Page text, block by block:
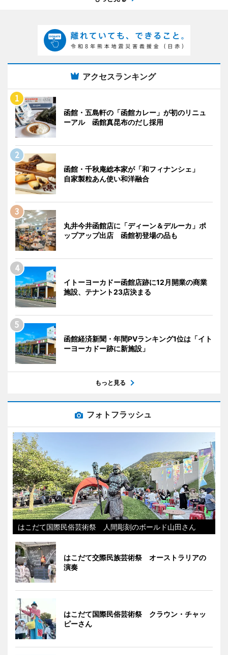
アクセスランキング
函館・五島軒の「函館カレー」が初のリニュ
ーアル 函館真昆布のだし採用
函館・千秋庵総本家が「和フィナンシェ」
自家製粒あん使い和洋融合
丸井今井函館店に「ディーン＆デルーカ」ポ
ップアップ出店 函館初登場の品も
イトーヨーカドー函館店跡に12月開業の商業
施設、テナント23店決まる
函館経済新聞・年間PVランキング1位は「イト
ーヨーカドー跡に新施設」
もっと見る
フォトフラッシュ
はこだて国際民俗芸術祭 人間彫刻のボールド山田さん
はこだて交際民族芸術祭 オーストラリアの
演奏
はこだて国際民俗芸術祭 クラウン・チャッ
ピーさん